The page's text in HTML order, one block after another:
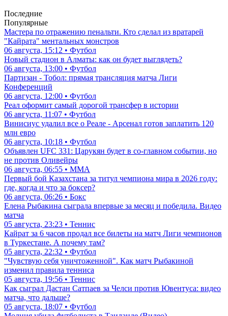
Последние
Популярные
Мастера по отражению пенальти. Кто сделал из вратарей
"Кайрата" ментальных монстров
06 августа, 15:12 • Футбол
Новый стадион в Алматы: как он будет выглядеть?
06 августа, 13:00 • Футбол
Партизан - Тобол: прямая трансляция матча Лиги
Конференций
06 августа, 12:00 • Футбол
Реал оформит самый дорогой трансфер в истории
06 августа, 11:07 • Футбол
Винисиус удалил все о Реале - Арсенал готов заплатить 120
млн евро
06 августа, 10:18 • Футбол
Объявлен UFC 331: Царукян будет в со-главном событии, но
не против Оливейры
06 августа, 06:55 • ММА
Первый бой Казахстана за титул чемпиона мира в 2026 году:
где, когда и что за боксер?
06 августа, 06:26 • Бокс
Елена Рыбакина сыграла впервые за месяц и победила. Видео
матча
05 августа, 23:23 • Теннис
Кайрат за 6 часов продал все билеты на матч Лиги чемпионов
в Туркестане. А почему там?
05 августа, 22:32 • Футбол
"Чувствую себя уничтоженной". Как матч Рыбакиной
изменил правила тенниса
05 августа, 19:56 • Теннис
Как сыграл Дастан Сатпаев за Челси против Ювентуса: видео
матча, что дальше?
05 августа, 18:07 • Футбол